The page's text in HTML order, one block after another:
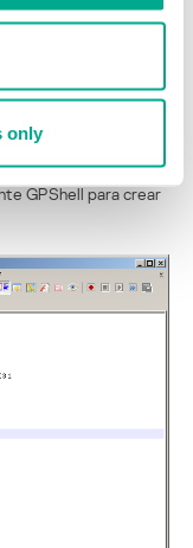
only
ni exclusiva de los
TTPs en otras
foros clandestinos
países
comunicarse con
GPShell para crear